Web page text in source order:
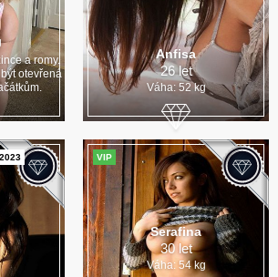
a romy.
otevřená
Anfisa
26 let
Váha: 52 kg
VIP
Serafina
30 let
Váha: 54 kg